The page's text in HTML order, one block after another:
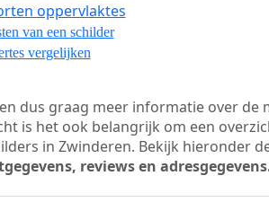
oppervlaktes
van een schilder
vergelijken
dus graag meer informatie over de
is het ook belangrijk om een
in Zwinderen. Bekijk hieronder
reviews en